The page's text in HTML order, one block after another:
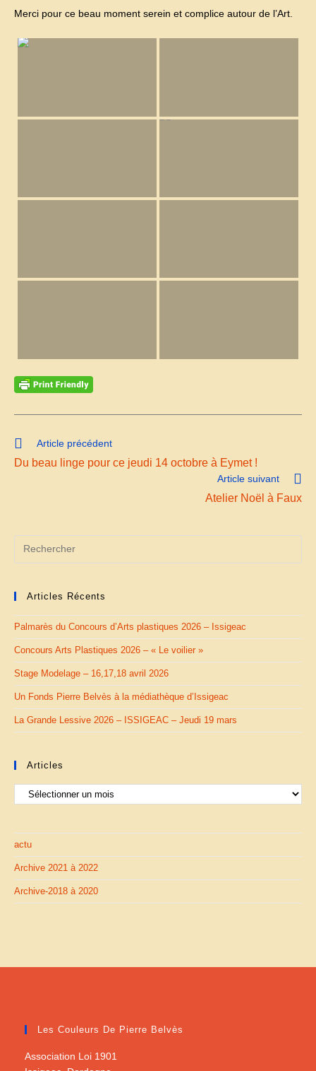
Merci pour ce beau moment serein et complice autour de l’Art.
Read
articles
Article précédent
Du beau linge pour ce jeudi 14 octobre à Eymet !
Article suivant
Atelier Noël à Faux
Articles Récents
Palmarès du Concours d’Arts plastiques 2026 – Issigeac
Concours Arts Plastiques 2026 – « Le voilier »
Stage Modelage – 16,17,18 avril 2026
Un Fonds Pierre Belvès à la médiathèque d’Issigeac
La Grande Lessive 2026 – ISSIGEAC – Jeudi 19 mars
Articles
Articles
actu
Archive 2021 à 2022
Archive-2018 à 2020
Les Couleurs De Pierre Belvès
Association Loi 1901